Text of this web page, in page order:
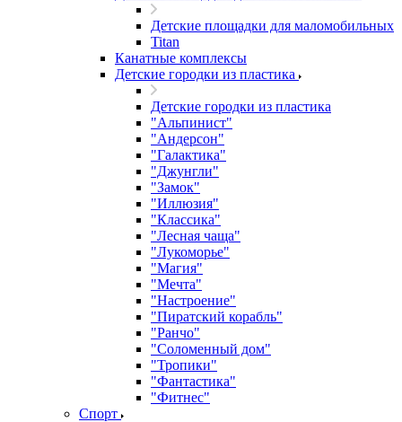
Детские площадки для маломобильных
Titan
Канатные комплексы
Детские городки из пластика
Детские городки из пластика
"Альпинист"
"Андерсон"
"Галактика"
"Джунгли"
"Замок"
"Иллюзия"
"Классика"
"Лесная чаща"
"Лукоморье"
"Магия"
"Мечта"
"Настроение"
"Пиратский корабль"
"Ранчо"
"Соломенный дом"
"Тропики"
"Фантастика"
"Фитнес"
Спорт